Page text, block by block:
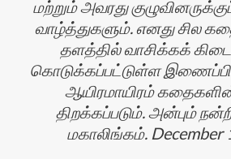
மற்றும் அவரது
வாழ்த்துகளும். எனது சில
தளத்தில் வாசிக்கக்
கொடுக்கப்பட்டுள்ள
ஆயிரமாயிரம்
திறக்கப்படும். அன்பும்
மகாலிங்கம். December